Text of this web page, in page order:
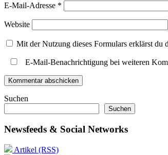
E-Mail-Adresse *
Website
Mit der Nutzung dieses Formulars erklärst du
E-Mail-Benachrichtigung bei weiteren
Suchen
Suchen
Newsfeeds & Social Networks
Artikel (RSS)